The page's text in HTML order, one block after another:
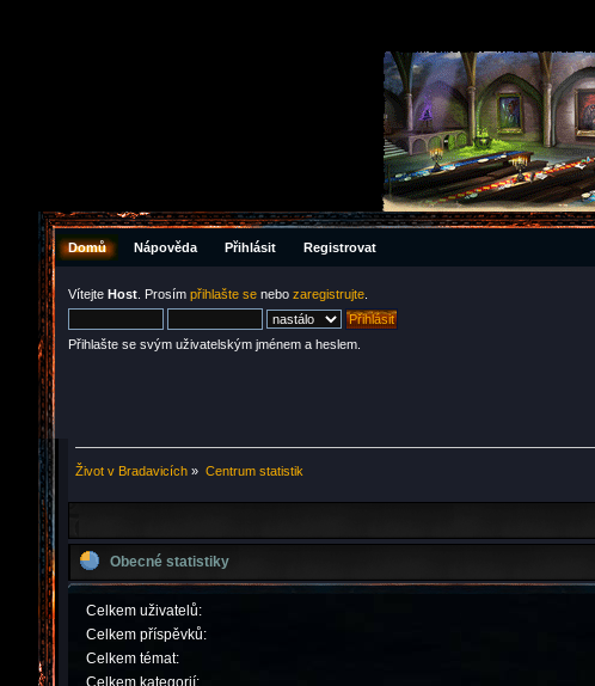
Domů Nápověda Přihlásit Registrovat
Vítejte Host . Prosím přihlašte se nebo zaregistrujte
Přihlašte se svým uživatelským jménem a heslem.
Život v Bradavicích » Centrum statistik
Obecné statistiky
Celkem uživatelů:
Celkem příspěvků:
Celkem témat: